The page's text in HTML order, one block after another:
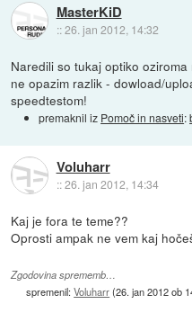
MasterKiD
::26. jan 2012, 14:32
Naredili so tukaj optiko
ne opazim razlik - dowload/
speedtestom!
premaknil iz Pomoč in nasveti:
Voluharr
::26. jan 2012, 14:34
Kaj je fora te teme??
Oprosti ampak ne vem kaj
Zgodovina sprememb…
spremenil:Voluharr(26. jan 2012 ob